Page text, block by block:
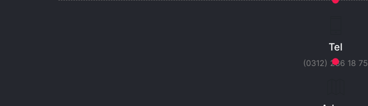
Tel
(0312) 236 18 75